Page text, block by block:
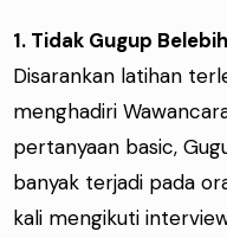
1. Tidak Gugup
Disarankan latihan
menghadiri
pertanyaan basic,
banyak terjadi pada
kali mengikuti